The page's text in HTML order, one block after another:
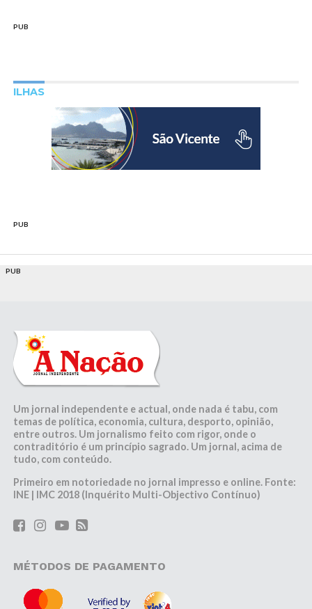
PUB
ILHAS
PUB
PUB
Um jornal independente e actual, onde nada é tabu, com
temas de política, economia, cultura, desporto, opinião,
entre outros. Um jornalismo feito com rigor, onde o
contraditório é um princípio sagrado. Um jornal, acima de
tudo, com conteúdo.
Primeiro em notoriedade no jornal impresso e online. Fonte:
INE | IMC 2018 (Inquérito Multi-Objectivo Contínuo)
MÉTODOS DE PAGAMENTO